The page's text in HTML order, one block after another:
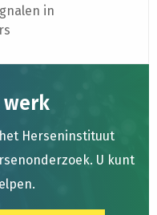
in
werk
Herseninstituut
U kunt